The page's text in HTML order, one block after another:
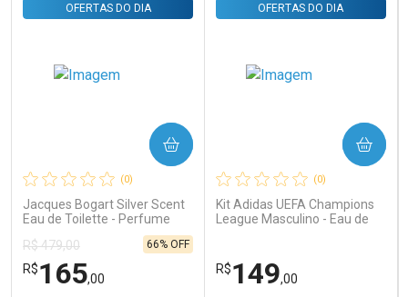
Comprar sem Desconto
Por R$ 16,79/cada
Comprar sem Desconto
Por R$ 16,79/cada
Comprar sem Desconto
Por R$ 64,90/cada
Comprar sem Desconto
Por R$ 64,90/cada
(0)
Jacques Bogart Silver Scent
Eau de Toilette - Perfume
OFERTAS DO DIA
R$ 479,00
R$165,00
66% OFF
COMPRAR
(0)
Kit Adidas UEFA Champions
League Masculino - Eau de
OFERTAS DO DIA
R$149,00
COMPRAR